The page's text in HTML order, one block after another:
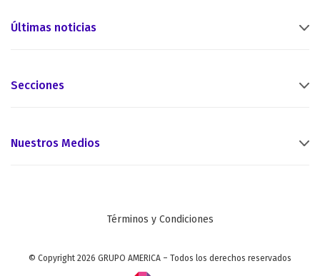
Últimas noticias
Secciones
Nuestros Medios
Términos y Condiciones
© Copyright 2026 GRUPO AMERICA – Todos los derechos reservados